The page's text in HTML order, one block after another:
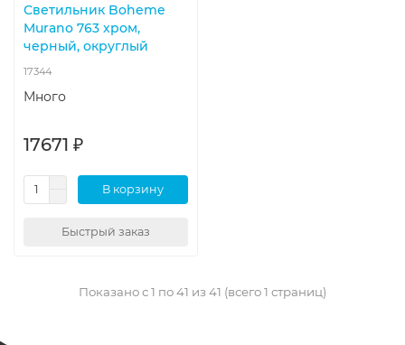
Светильник Boheme
Murano 763 хром,
черный, округлый
17344
Много
17671 ₽
В корзину
Быстрый заказ
Показано с 1 по 41 из 41 (всего 1 страниц)